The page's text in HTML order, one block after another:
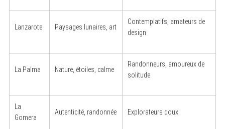
Lanzarote Paysages lunaires, art
Contemplatifs, amateurs de
design
La Palma Nature, étoiles, calme
Randonneurs, amoureux de
solitude
La
Gomera
Autenticité, randonnée Explorateurs doux